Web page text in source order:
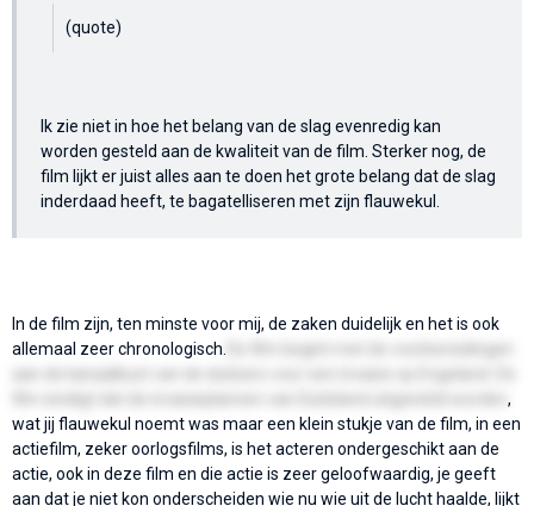
(quote)
Ik zie niet in hoe het belang van de slag evenredig kan
worden gesteld aan de kwaliteit van de film. Sterker nog, de
film lijkt er juist alles aan te doen het grote belang dat de slag
inderdaad heeft, te bagatelliseren met zijn flauwekul.
In de film zijn, ten minste voor mij, de zaken duidelijk en het is ook
allemaal zeer chronologisch.
,
wat jij flauwekul noemt was maar een klein stukje van de film, in een
actiefilm, zeker oorlogsfilms, is het acteren ondergeschikt aan de
actie, ook in deze film en die actie is zeer geloofwaardig, je geeft
aan dat je niet kon onderscheiden wie nu wie uit de lucht haalde, lijkt